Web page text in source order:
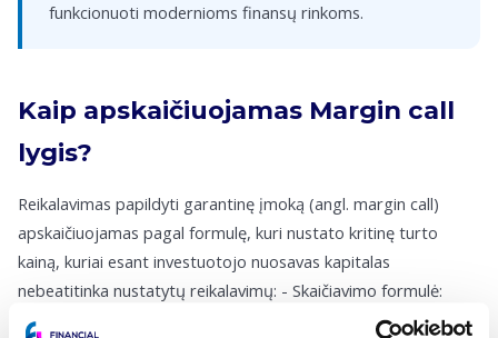
funkcionuoti modernioms finansų rinkoms.
Kaip apskaičiuojamas Margin call
lygis?
Reikalavimas papildyti garantinę įmoką (angl. margin call)
apskaičiuojamas pagal formulę, kuri nustato kritinę turto
kainą, kuriai esant investuotojo nuosavas kapitalas
nebeatitinka nustatytų reikalavimų: - Skaičiavimo formulė:
Margin call kaina = (Pirkimo kaina × (1 – Pradinė marža)) / (1 –